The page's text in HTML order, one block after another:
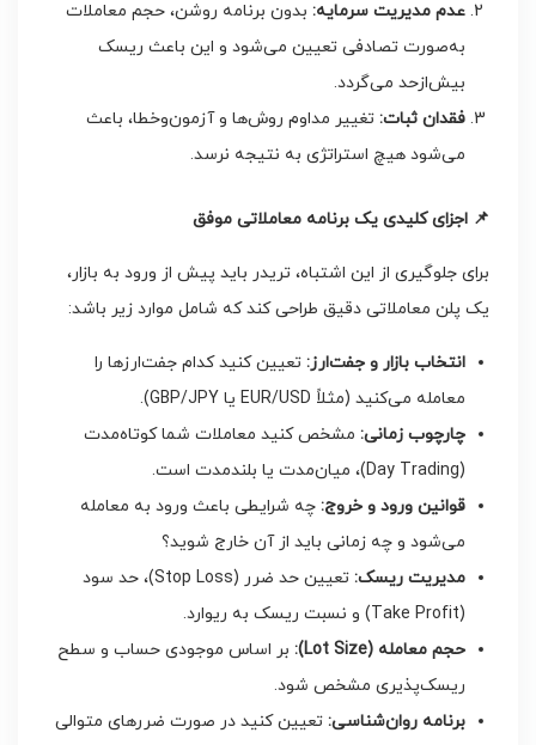
عدم مدیریت سرمایه: بدون برنامه روشن، حجم معاملات
به‌صورت تصادفی تعیین می‌شود و این باعث ریسک
بیش‌ازحد می‌گردد.
فقدان ثبات: تغییر مداوم روش‌ها و آزمون‌وخطا، باعث
می‌شود هیچ استراتژی به نتیجه نرسد.
📌 اجزای کلیدی یک برنامه معاملاتی موفق
برای جلوگیری از این اشتباه، تریدر باید پیش از ورود به بازار،
یک پلن معاملاتی دقیق طراحی کند که شامل موارد زیر باشد:
انتخاب بازار و جفت‌ارز: تعیین کنید کدام جفت‌ارزها را
معامله می‌کنید (مثلاً EUR/USD یا GBP/JPY).
چارچوب زمانی: مشخص کنید معاملات شما کوتاه‌مدت
(Day Trading)، میان‌مدت یا بلندمدت است.
قوانین ورود و خروج: چه شرایطی باعث ورود به معامله
می‌شود و چه زمانی باید از آن خارج شوید؟
مدیریت ریسک:
تعیین حد ضرر (Stop Loss)، حد سود
(Take Profit) و نسبت ریسک به ریوارد.
حجم معامله (Lot Size):
بر اساس موجودی حساب و سطح
ریسک‌پذیری مشخص شود.
برنامه روان‌شناسی: تعیین کنید در صورت ضررهای متوالی